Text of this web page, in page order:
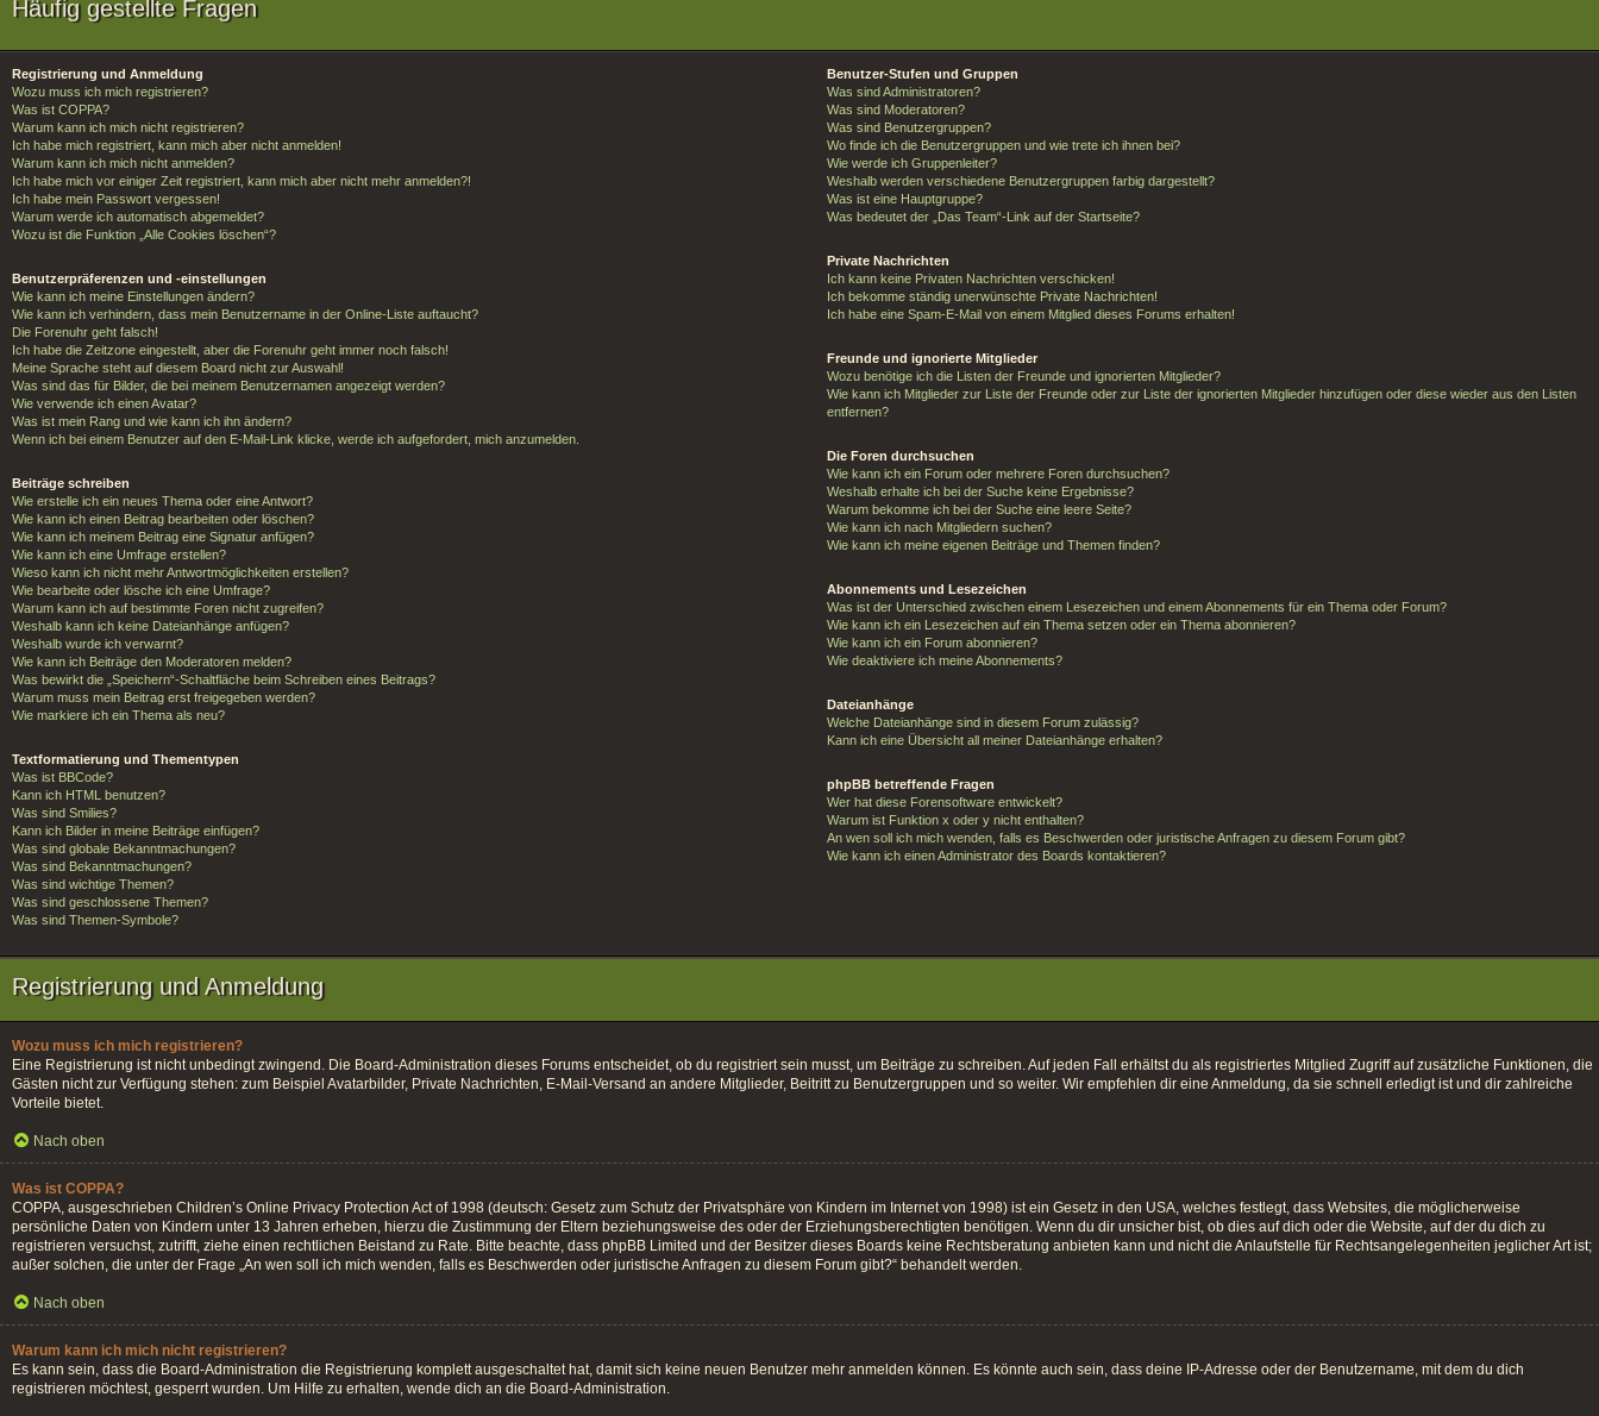
Häufig gestellte Fragen
Registrierung und Anmeldung
Wozu muss ich mich registrieren?
Was ist COPPA?
Warum kann ich mich nicht registrieren?
Ich habe mich registriert, kann mich aber nicht anmelden!
Warum kann ich mich nicht anmelden?
Ich habe mich vor einiger Zeit registriert, kann mich aber nicht mehr anmelden?!
Ich habe mein Passwort vergessen!
Warum werde ich automatisch abgemeldet?
Wozu ist die Funktion „Alle Cookies löschen“?
Benutzerpräferenzen und -einstellungen
Wie kann ich meine Einstellungen ändern?
Wie kann ich verhindern, dass mein Benutzername in der Online-Liste auftaucht?
Die Forenuhr geht falsch!
Ich habe die Zeitzone eingestellt, aber die Forenuhr geht immer noch falsch!
Meine Sprache steht auf diesem Board nicht zur Auswahl!
Was sind das für Bilder, die bei meinem Benutzernamen angezeigt werden?
Wie verwende ich einen Avatar?
Was ist mein Rang und wie kann ich ihn ändern?
Wenn ich bei einem Benutzer auf den E-Mail-Link klicke, werde ich aufgefordert, mich anzumelden.
Beiträge schreiben
Wie erstelle ich ein neues Thema oder eine Antwort?
Wie kann ich einen Beitrag bearbeiten oder löschen?
Wie kann ich meinem Beitrag eine Signatur anfügen?
Wie kann ich eine Umfrage erstellen?
Wieso kann ich nicht mehr Antwortmöglichkeiten erstellen?
Wie bearbeite oder lösche ich eine Umfrage?
Warum kann ich auf bestimmte Foren nicht zugreifen?
Weshalb kann ich keine Dateianhänge anfügen?
Weshalb wurde ich verwarnt?
Wie kann ich Beiträge den Moderatoren melden?
Was bewirkt die „Speichern“-Schaltfläche beim Schreiben eines Beitrags?
Warum muss mein Beitrag erst freigegeben werden?
Wie markiere ich ein Thema als neu?
Textformatierung und Thementypen
Was ist BBCode?
Kann ich HTML benutzen?
Was sind Smilies?
Kann ich Bilder in meine Beiträge einfügen?
Was sind globale Bekanntmachungen?
Was sind Bekanntmachungen?
Was sind wichtige Themen?
Was sind geschlossene Themen?
Was sind Themen-Symbole?
Benutzer-Stufen und Gruppen
Was sind Administratoren?
Was sind Moderatoren?
Was sind Benutzergruppen?
Wo finde ich die Benutzergruppen und wie trete ich ihnen bei?
Wie werde ich Gruppenleiter?
Weshalb werden verschiedene Benutzergruppen farbig dargestellt?
Was ist eine Hauptgruppe?
Was bedeutet der „Das Team“-Link auf der Startseite?
Private Nachrichten
Ich kann keine Privaten Nachrichten verschicken!
Ich bekomme ständig unerwünschte Private Nachrichten!
Ich habe eine Spam-E-Mail von einem Mitglied dieses Forums erhalten!
Freunde und ignorierte Mitglieder
Wozu benötige ich die Listen der Freunde und ignorierten Mitglieder?
Wie kann ich Mitglieder zur Liste der Freunde oder zur Liste der ignorierten Mitglieder hinzufügen oder diese wieder aus den Listen
entfernen?
Die Foren durchsuchen
Wie kann ich ein Forum oder mehrere Foren durchsuchen?
Weshalb erhalte ich bei der Suche keine Ergebnisse?
Warum bekomme ich bei der Suche eine leere Seite?
Wie kann ich nach Mitgliedern suchen?
Wie kann ich meine eigenen Beiträge und Themen finden?
Abonnements und Lesezeichen
Was ist der Unterschied zwischen einem Lesezeichen und einem Abonnements für ein Thema oder Forum?
Wie kann ich ein Lesezeichen auf ein Thema setzen oder ein Thema abonnieren?
Wie kann ich ein Forum abonnieren?
Wie deaktiviere ich meine Abonnements?
Dateianhänge
Welche Dateianhänge sind in diesem Forum zulässig?
Kann ich eine Übersicht all meiner Dateianhänge erhalten?
phpBB betreffende Fragen
Wer hat diese Forensoftware entwickelt?
Warum ist Funktion x oder y nicht enthalten?
An wen soll ich mich wenden, falls es Beschwerden oder juristische Anfragen zu diesem Forum gibt?
Wie kann ich einen Administrator des Boards kontaktieren?
Registrierung und Anmeldung
Wozu muss ich mich registrieren?
Eine Registrierung ist nicht unbedingt zwingend. Die Board-Administration dieses Forums entscheidet, ob du registriert sein musst, um Beiträge zu schreiben. Auf jeden Fall erhältst du als registriertes Mitglied Zugriff auf zusätzliche Funktionen, die
Gästen nicht zur Verfügung stehen: zum Beispiel Avatarbilder, Private Nachrichten, E-Mail-Versand an andere Mitglieder, Beitritt zu Benutzergruppen und so weiter. Wir empfehlen dir eine Anmeldung, da sie schnell erledigt ist und dir zahlreiche
Vorteile bietet.
Nach oben
Was ist COPPA?
COPPA, ausgeschrieben Children’s Online Privacy Protection Act of 1998 (deutsch: Gesetz zum Schutz der Privatsphäre von Kindern im Internet von 1998) ist ein Gesetz in den USA, welches festlegt, dass Websites, die möglicherweise
persönliche Daten von Kindern unter 13 Jahren erheben, hierzu die Zustimmung der Eltern beziehungsweise des oder der Erziehungsberechtigten benötigen. Wenn du dir unsicher bist, ob dies auf dich oder die Website, auf der du dich zu
registrieren versuchst, zutrifft, ziehe einen rechtlichen Beistand zu Rate. Bitte beachte, dass phpBB Limited und der Besitzer dieses Boards keine Rechtsberatung anbieten kann und nicht die Anlaufstelle für Rechtsangelegenheiten jeglicher Art ist;
außer solchen, die unter der Frage „An wen soll ich mich wenden, falls es Beschwerden oder juristische Anfragen zu diesem Forum gibt?“ behandelt werden.
Nach oben
Warum kann ich mich nicht registrieren?
Es kann sein, dass die Board-Administration die Registrierung komplett ausgeschaltet hat, damit sich keine neuen Benutzer mehr anmelden können. Es könnte auch sein, dass deine IP-Adresse oder der Benutzername, mit dem du dich
registrieren möchtest, gesperrt wurden. Um Hilfe zu erhalten, wende dich an die Board-Administration.